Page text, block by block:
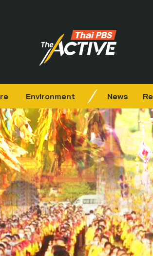
Environment News